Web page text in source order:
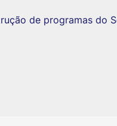
de programas do